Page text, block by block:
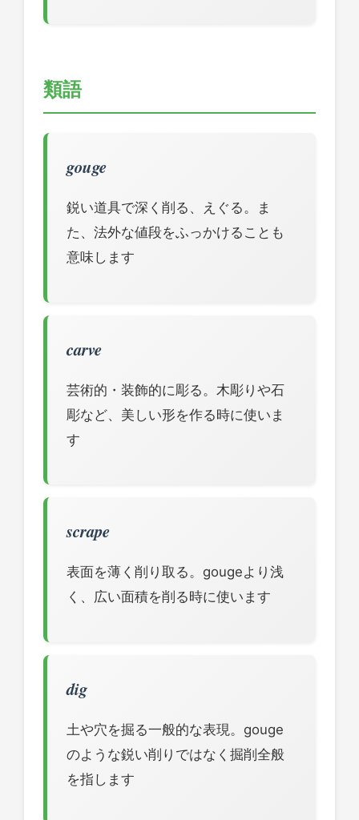
類語
gouge
鋭い道具で深く削る、えぐる。ま
た、法外な値段をふっかけることも
意味します
carve
芸術的・装飾的に彫る。木彫りや石
彫など、美しい形を作る時に使いま
す
scrape
表面を薄く削り取る。gougeより浅
く、広い面積を削る時に使います
dig
土や穴を掘る一般的な表現。gouge
のような鋭い削りではなく掘削全般
を指します